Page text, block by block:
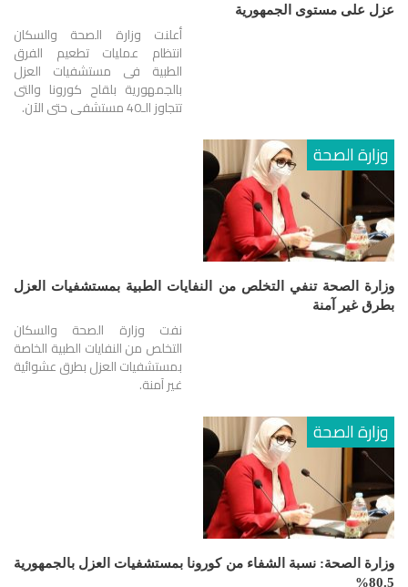
عزل على مستوى الجمهورية
أعلنت وزارة الصحة والسكان
انتظام عمليات تطعيم الفرق
الطبية فى مستشفيات العزل
بالجمهورية بلقاح كورونا والتى
تتجاوز الـ40 مستشفى حتى الآن.
وزارة الصحة
وزارة الصحة تنفي التخلص من النفايات الطبية بمستشفيات العزل
بطرق غير آمنة
نفت وزارة الصحة والسكان
التخلص من النفايات الطبية الخاصة
بمستشفيات العزل بطرق عشوائية
غير آمنة.
وزارة الصحة
وزارة الصحة: نسبة الشفاء من كورونا بمستشفيات العزل بالجمهورية
80.5%